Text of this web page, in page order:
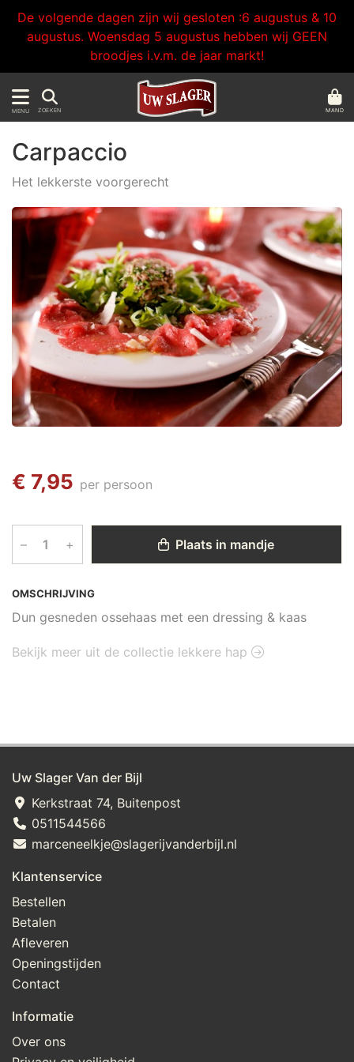
De volgende dagen zijn wij gesloten :6 augustus & 10
augustus. Woensdag 5 augustus hebben wij GEEN
broodjes i.v.m. de jaar markt!
MENU ZOEKEN MAND
OMSCHRIJVING
Dun gesneden ossehaas met een dressing & kaas
Carpaccio
Het lekkerste voorgerecht
€ 7,95 per persoon
– + Plaats in mandje
Bekijk meer uit de collectie lekkere hap
Uw Slager Van der Bijl
Kerkstraat 74, Buitenpost
0511544566
marceneelkje@slagerijvanderbijl.nl
Klantenservice
Bestellen
Betalen
Afleveren
Openingstijden
Contact
Informatie
Over ons